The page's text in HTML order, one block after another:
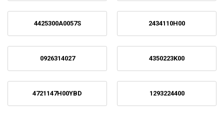
4425300A0057S 2434110H00
0926314027 4350223K00
4721147H00YBD 1293224400